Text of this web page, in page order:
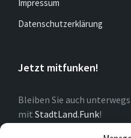
Impressum
Datenschutzerklärung
Jetzt mitfunken!
Bleiben Sie auch
mit StadtLand.Funk!